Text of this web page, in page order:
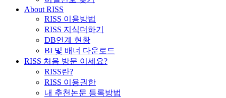
About RISS
RISS 이용방법
RISS 지식더하기
DB연계 현황
BI 및 배너 다운로드
RISS 처음 방문 이세요?
RISS란?
RISS 이용권한
내 추천논문 등록방법